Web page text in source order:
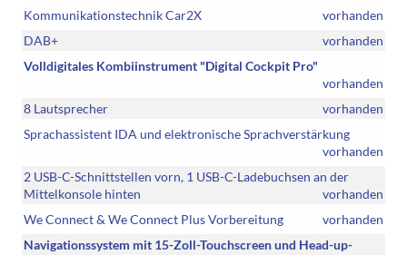
Kommunikationstechnik Car2X
vorhanden
DAB+
vorhanden
Volldigitales Kombiinstrument "Digital Cockpit Pro"
vorhanden
8 Lautsprecher
vorhanden
Sprachassistent IDA und elektronische Sprachverstärkung
vorhanden
2 USB-C-Schnittstellen vorn, 1 USB-C-Ladebuchsen an der
Mittelkonsole hinten
vorhanden
We Connect & We Connect Plus Vorbereitung
vorhanden
Navigationssystem mit 15-Zoll-Touchscreen und Head-up-